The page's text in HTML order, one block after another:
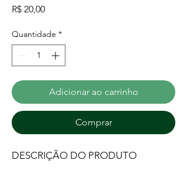
R$ 20,00Preço
Quantidade *
Adicionar ao carrinho
Comprar
DESCRIÇÃO DO PRODUTO